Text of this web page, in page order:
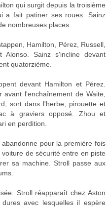
qui surgit depuis la troisième
a fait patiner ses roues. Sainz
nombreuses places.
Hamilton, Pérez, Russell,
Alonso. Sainz s'incline devant
quatorzième.
devant Hamilton et Pérez.
l'enchaînement de Waite,
sort dans l'herbe, pirouette et
à graviers opposé. Zhou et
en perdition.
pour la première fois
de sécurité entre en piste
sa machine. Stroll passe aux
Stroll réapparaît chez Aston
avec lesquelles il espère